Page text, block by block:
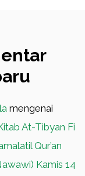
mengenai
At-Tibyan Fi
Qur’an
Kamis 14